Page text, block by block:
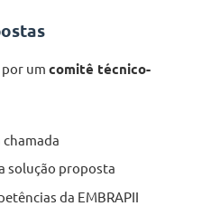
um comitê técnico-
solução proposta
da EMBRAPII